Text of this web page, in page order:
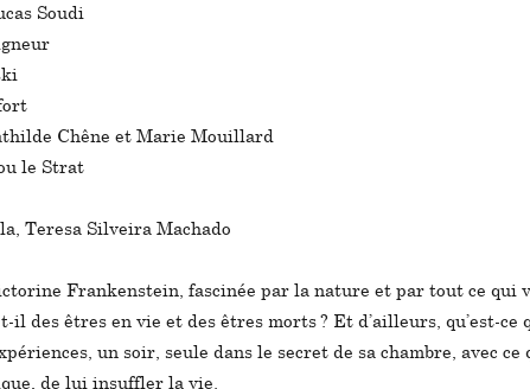
Soudi
Chêne et Marie Mouillard
le Strat
Teresa Silveira Machado
Frankenstein, fascinée par la nature et par tout ce qui
des êtres en vie et des êtres morts ? Et d’ailleurs, qu’est-ce
un soir, seule dans le secret de sa chambre, avec ce
de lui insuffler la vie.